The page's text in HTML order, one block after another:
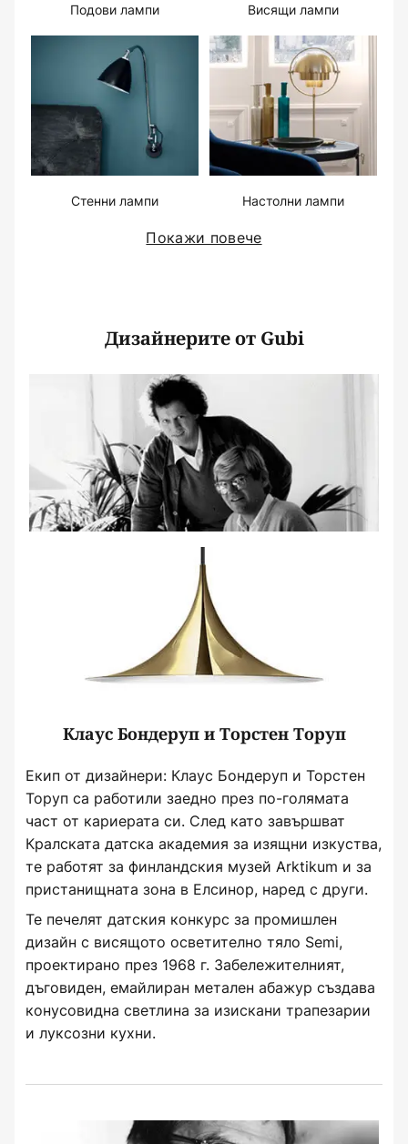
Подови лампи Висящи лампи
Стенни лампи Настолни лампи
Покажи повече
Дизайнерите от Gubi
Клаус Бондеруп и Торстен Торуп
Екип от дизайнери: Клаус Бондеруп и Торстен
Торуп са работили заедно през по-голямата
част от кариерата си. След като завършват
Кралската датска академия за изящни изкуства,
те работят за финландския музей Arktikum и за
пристанищната зона в Елсинор, наред с други.
Те печелят датския конкурс за промишлен
дизайн с висящото осветително тяло Semi,
проектирано през 1968 г. Забележителният,
дъговиден, емайлиран метален абажур създава
конусовидна светлина за изискани трапезарии
и луксозни кухни.